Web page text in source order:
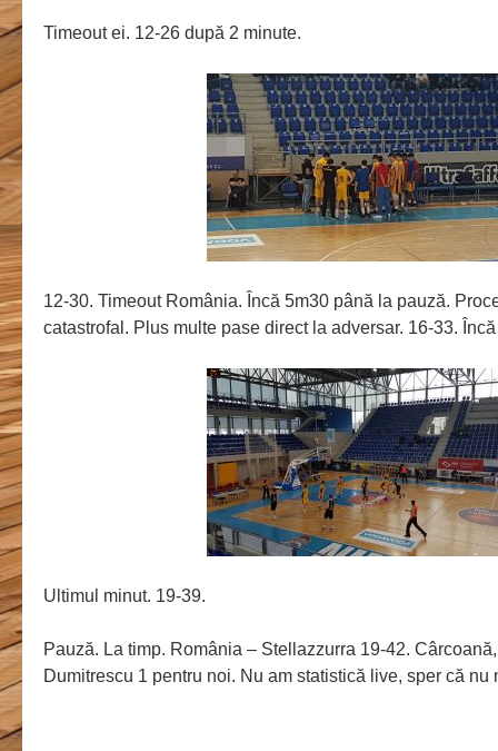
Timeout ei. 12-26 după 2 minute.
12-30. Timeout România. Încă 5m30 până la pauză.
catastrofal. Plus multe pase direct la adversar. 16-33.
Ultimul minut. 19-39.
Pauză. La timp. România – Stellazzurra 19-42.
Dumitrescu 1 pentru noi. Nu am statistică live, sper că